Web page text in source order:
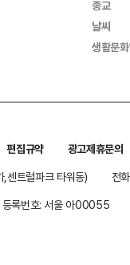
종교
날씨
생활문
편집규약
광고제휴문의
센트럴파크 타워동)
전
등록번호: 서울 아00055